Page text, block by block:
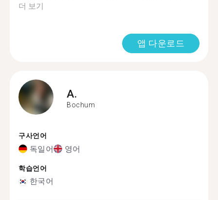
더 보기
앱 다운로드
A.
Bochum
구사언어
독일어 영어
학습언어
한국어